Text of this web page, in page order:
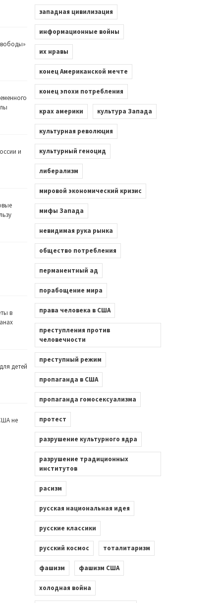
и
в
детей
не
западная цивилизация
информационные войны
их нравы
конец Американской мечте
конец эпохи потребления
крах америки культура Запада
культурная революция
культурный геноцид
либерализм
мировой экономический кризис
мифы Запада
невидимая рука рынка
общество потребления
перманентный ад
порабощение мира
права человека в США
преступления против
человечности
преступный режим
пропаганда в США
пропаганда гомосексуализма
протест
разрушение культурного ядра
разрушение традиционных
институтов
расизм
русская национальная идея
русские классики
русский космос тоталитаризм
фашизм фашизм США
холодная война